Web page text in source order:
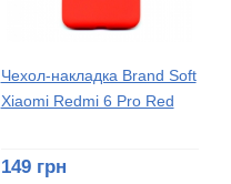
Чехол-накладка Brand Soft
Xiaomi Redmi 6 Pro Red
149 грн